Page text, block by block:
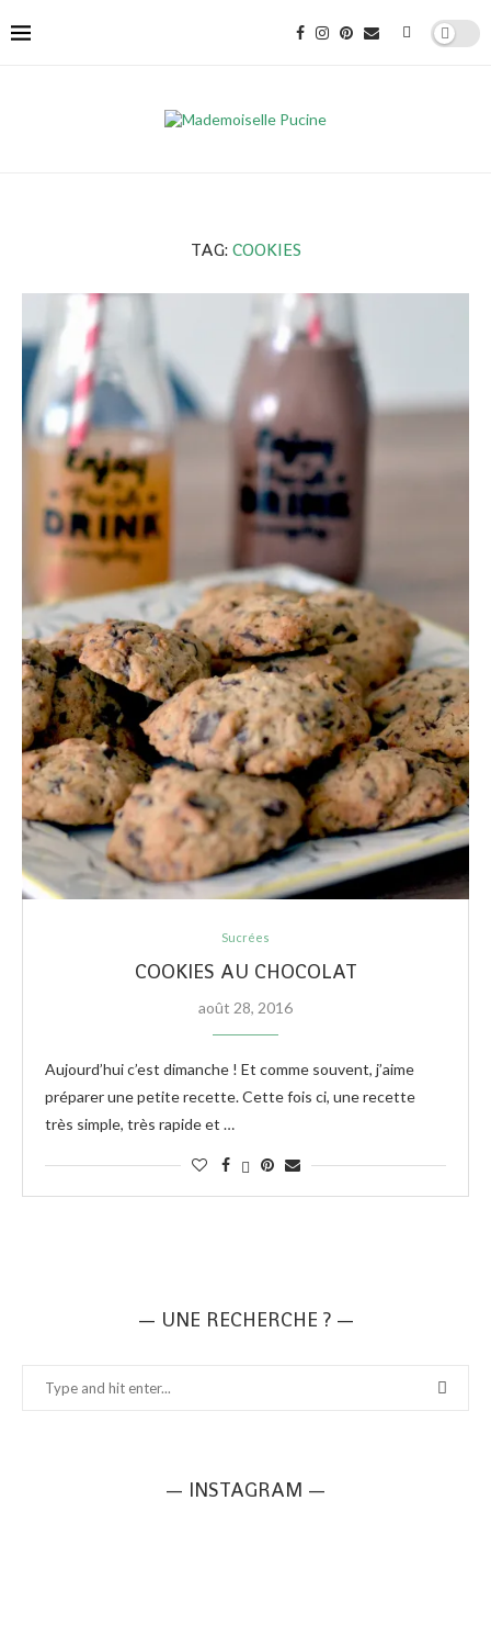
TAG:COOKIES
Sucrées
COOKIES AU CHOCOLAT
août 28, 2016
Aujourd’hui c’est dimanche ! Et comme souvent, j’aime
préparer une petite recette. Cette fois ci, une recette
très simple, très rapide et …
— UNE RECHERCHE ? —
— INSTAGRAM —